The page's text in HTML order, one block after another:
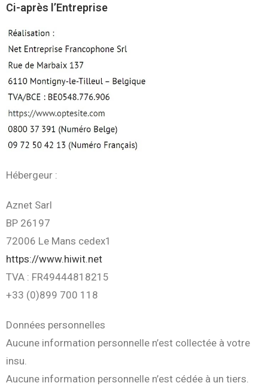
Ci-après l’Entreprise
Hébergeur :
Aznet Sarl
BP 26197
72006 Le Mans cedex1
https://www.hiwit.net
TVA : FR49444818215
+33 (0)899 700 118
Données personnelles
Aucune information personnelle n’est collectée à votre
insu.
Aucune information personnelle n’est cédée à un tiers.